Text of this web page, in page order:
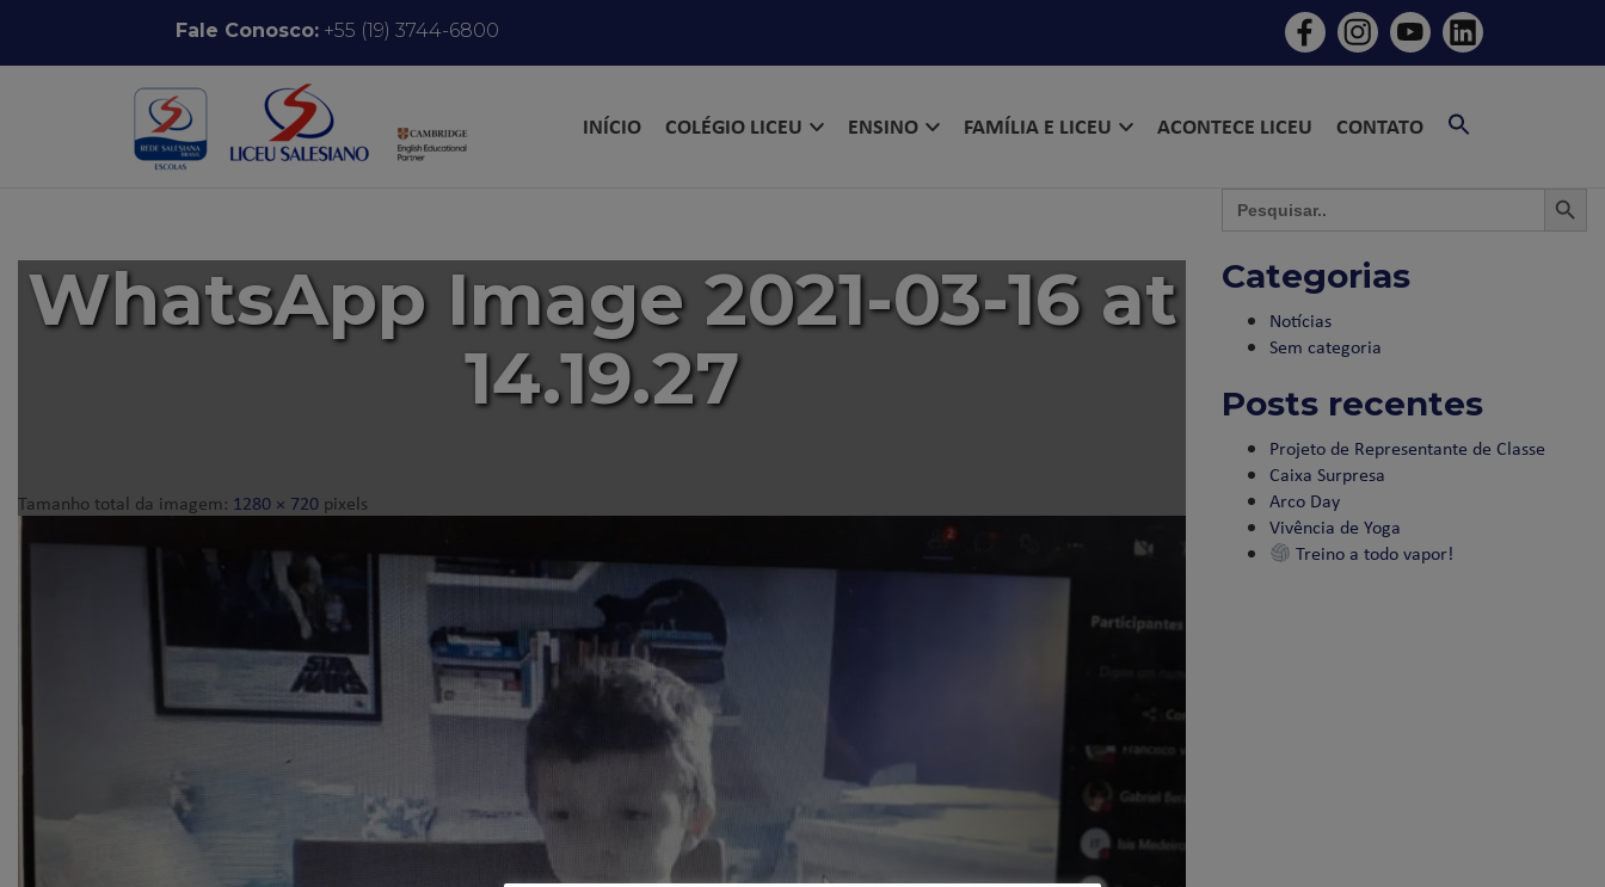
Pular para o conteúdoFale Conosco:+55 (19) 3744-6800
INÍCIO COLÉGIO LICEU ENSINO FAMÍLIA E LICEU ACONTECE LICEU CONTATO
WhatsApp Image 2021-03-16 at
14.19.27
Tamanho total da imagem: 1280 × 720 pixels
Search
for:
Categorias
Notícias
Sem categoria
Posts recentes
Projeto de Representante de Classe
Caixa Surpresa
Arco Day
Vivência de Yoga
Treino a todo vapor!